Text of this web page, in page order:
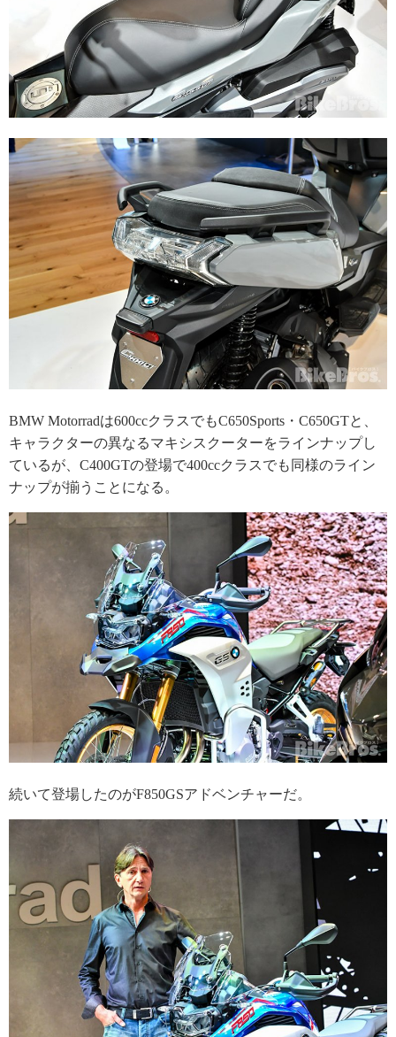
BMW Motorradは600ccクラスでもC650Sports・C650GTと、
キャラクターの異なるマキシスクーターをラインナップし
ているが、C400GTの登場で400ccクラスでも同様のライン
ナップが揃うことになる。
続いて登場したのがF850GSアドベンチャーだ。